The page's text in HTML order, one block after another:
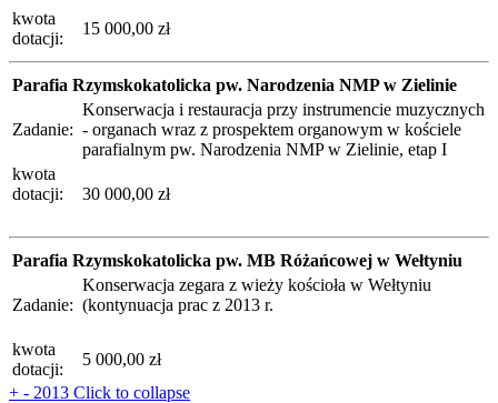
kwota
dotacji:
15 000,00 zł
Parafia Rzymskokatolicka pw. Narodzenia NMP w Zielinie
Zadanie:
Konserwacja i restauracja przy instrumencie muzycznych
- organach wraz z prospektem organowym w kościele
parafialnym pw. Narodzenia NMP w Zielinie, etap I
kwota
dotacji:
30 000,00 zł
Parafia Rzymskokatolicka pw. MB Różańcowej w Wełtyniu
Zadanie:
Konserwacja zegara z wieży kościoła w Wełtyniu
(kontynuacja prac z 2013 r.
kwota
dotacji:
5 000,00 zł
+ - 2013 Click to collapse